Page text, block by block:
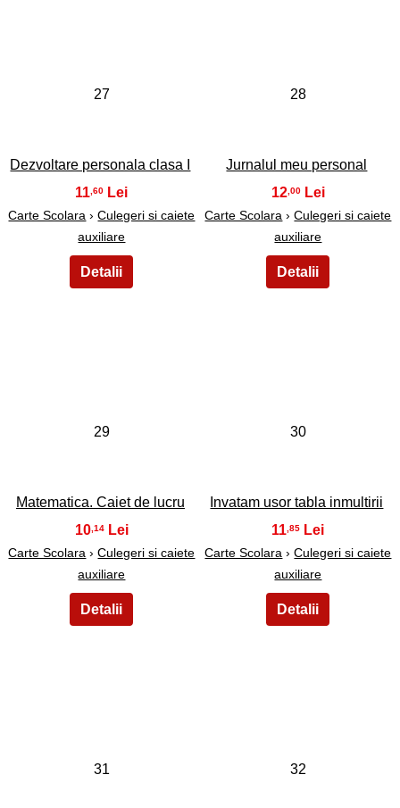
27
Dezvoltare personala clasa I
11 ,60
Carte Scolara ›Culegeri si caiete
auxiliare
28
Jurnalul meu personal
12 ,00
Carte Scolara ›Culegeri si caiete
auxiliare
29
Matematica. Caiet de lucru
10,14
Carte Scolara ›Culegeri si caiete
auxiliare
30
Invatam usor tabla inmultirii
11 ,85
Carte Scolara ›Culegeri si caiete
auxiliare
31 32